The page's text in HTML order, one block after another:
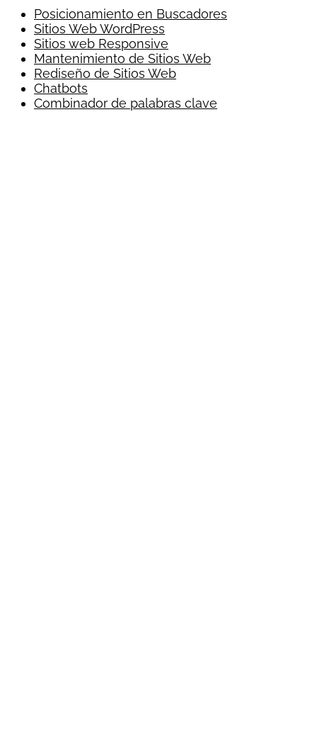
Posicionamiento en Buscadores
Sitios Web WordPress
Sitios web Responsive
Mantenimiento de Sitios Web
Rediseño de Sitios Web
Chatbots
Combinador de palabras clave